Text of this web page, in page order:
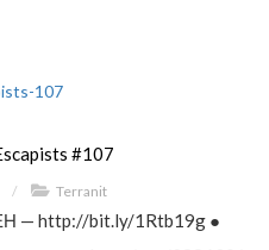
#107
/ Terranit
— http://bit.ly/1Rtb19g ●